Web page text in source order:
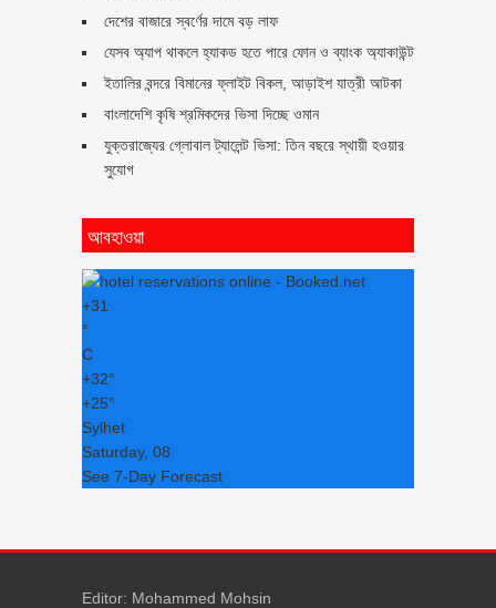
দেশের বাজারে স্বর্ণের দামে বড় লাফ
যেসব অ্যাপ থাকলে হ্যাকড হতে পারে ফোন ও ব্যাংক অ্যাকাউন্ট
ইতালির বন্দরে বিমানের ফ্লাইট বিকল, আড়াইশ যাত্রী আটকা
বাংলাদেশি কৃষি শ্রমিকদের ভিসা দিচ্ছে ওমান
যুক্তরাজ্যের গ্লোবাল ট্যালেন্ট ভিসা: তিন বছরে স্থায়ী হওয়ার
সুযোগ
আবহাওয়া
+31
°
C
+32°
+25°
Sylhet
Saturday, 08
See 7-Day Forecast
Editor: Mohammed Mohsin